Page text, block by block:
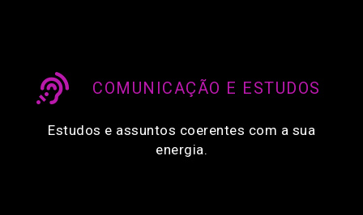
COMUNICAÇÃO E ESTUDOS
Estudos e assuntos coerentes com a sua
energia.